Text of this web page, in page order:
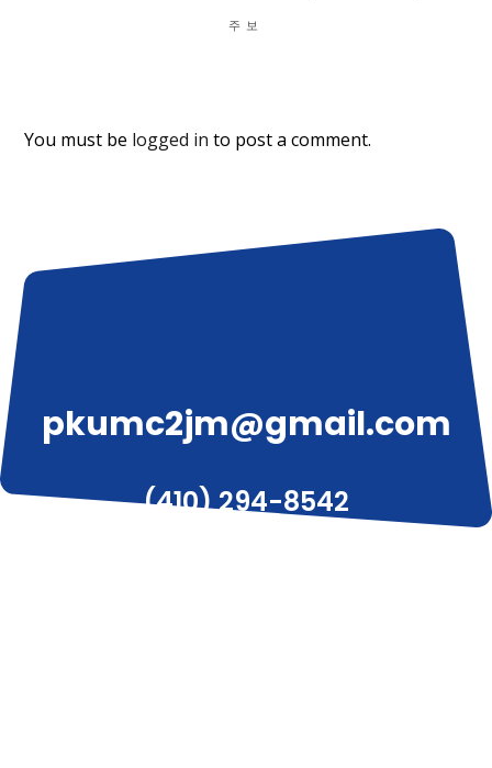
주보
You must be logged in to post a comment.
pkumc2jm@gmail.com
(410) 294-8542